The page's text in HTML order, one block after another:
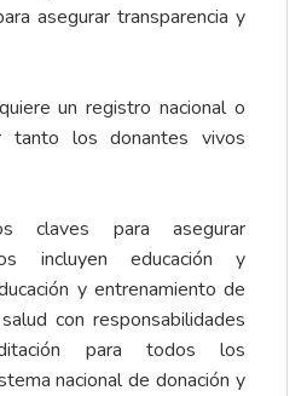
asegurar transparencia y
un registro nacional o
tanto los donantes vivos
claves para asegurar
incluyen educación y
y entrenamiento de
con responsabilidades
para todos los
nacional de donación y